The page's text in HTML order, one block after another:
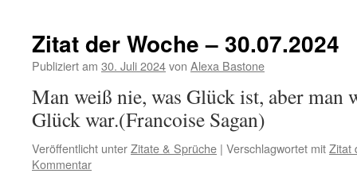
Zitat der Woche – 30.07.2024
Publiziert am 30. Juli 2024von Alexa Bastone
Man weiß nie, was Glück ist, aber man
Glück war.(Francoise Sagan)
Veröffentlicht unterZitate & Sprüche | Verschlagwortet mitZitat
Kommentar